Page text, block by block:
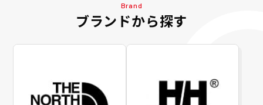
Brand
ブランドから探す